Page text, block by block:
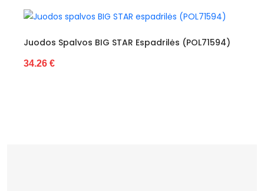
Juodos Spalvos BIG STAR Espadrilės (POL71594)
34.26 €